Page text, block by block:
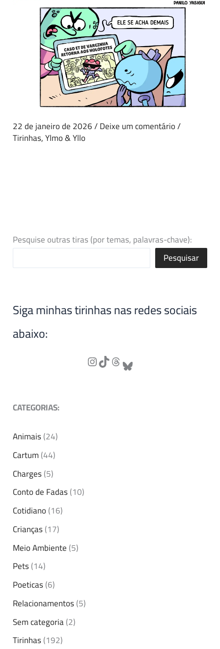
22 de janeiro de 2026/Deixe um comentário/
Tirinhas,Ylmo & Yllo
Pesquise outras tiras (por temas, palavras-chave):
Pesquisar
Siga minhas tirinhas nas redes sociais
abaixo:
CATEGORIAS:
Animais(24)
Cartum(44)
Charges(5)
Conto de Fadas(10)
Cotidiano(16)
Crianças(17)
Meio Ambiente(5)
Pets(14)
Poeticas(6)
Relacionamentos(5)
Sem categoria(2)
Tirinhas(192)